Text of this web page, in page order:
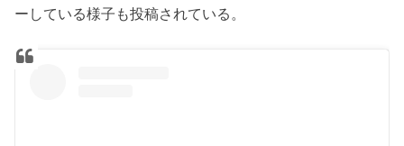
ーしている様子も投稿されている。